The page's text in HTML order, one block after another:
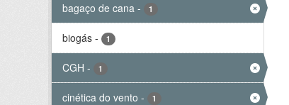
bagaço de cana - 1
biogás - 1
CGH - 1
cinética do vento - 1